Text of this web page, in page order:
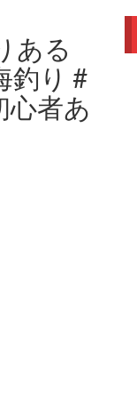
ある
釣り #
心者あ